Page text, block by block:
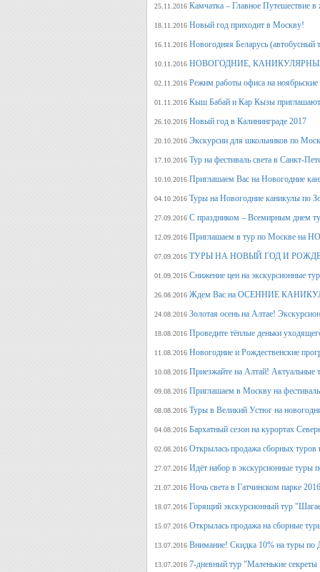
25.11.2016 Камчатка – Главное Путешествие
18.11.2016 Новый год приходит в Москву!
16.11.2016 Новогодняя Беларусь
10.11.2016 НОВОГОДНИЕ,
02.11.2016 Режим работы офиса на ноябрьские
01.11.2016 Кыш Бабай и Кар Кызы
26.10.2016 Новый год в Калининграде 2017
20.10.2016 Экскурсии для школьников по
17.10.2016 Тур на фестиваль света в Санкт-
10.10.2016 Приглашаем Вас на Новогодние
04.10.2016 Туры на Новогодние каникулы по
27.09.2016 С праздником – Всемирным днем
12.09.2016 Приглашаем в тур по Москве на
07.09.2016 ТУРЫ НА НОВЫЙ ГОД И
01.09.2016 Снижение цен на экскурсионные
26.08.2016 Ждем Вас на ОСЕННИЕ
24.08.2016 Золотая осень на Алтае!
18.08.2016 Проведите тёплые деньки
11.08.2016 Новогодние и Рождественские
10.08.2016 Приезжайте на Алтай! Актуальные
09.08.2016 Приглашаем в Москву на
08.08.2016 Туры в Великий Устюг на
04.08.2016 Бархатный сезон на курортах
02.08.2016 Открылась продажа сборных туров
27.07.2016 Идёт набор в экскурсионные туры
21.07.2016 Ночь света в Гатчинском парке
18.07.2016 Горящий экскурсионный тур
15.07.2016 Открылась продажа на сборные
13.07.2016 Внимание! Скидка 10% на туры по
13.07.2016 7-дневный тур "Маленькие